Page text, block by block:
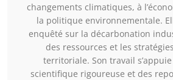
changements climatiques, à
la politique environnementale.
enquêté sur la décarbonation
des ressources et les
territoriale. Son travail
scientifique rigoureuse et des